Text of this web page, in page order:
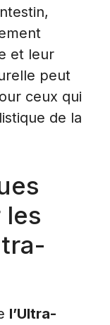
et leur
peut
ceux qui
de la
les
l’Ultra-